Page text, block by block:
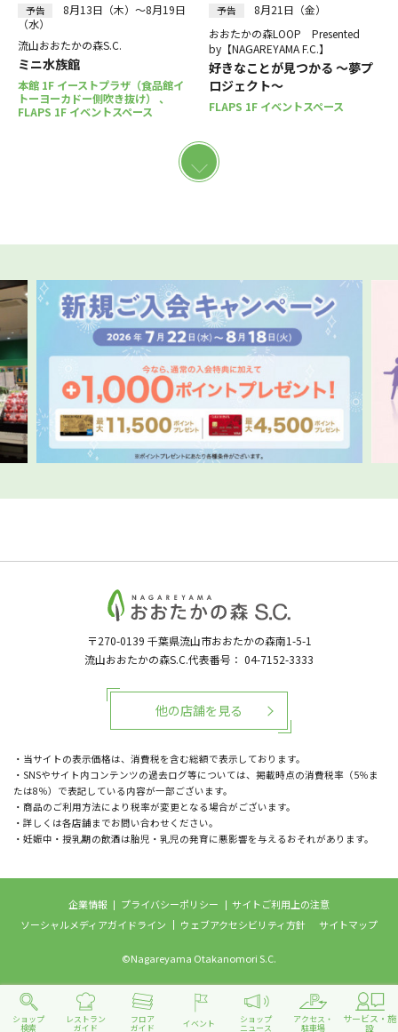
ショップ
検索
レストラン
ガイド
フロア
ガイド イベント ショップ
ニュース
アクセス・
駐車場
サービス・施
設
予告
8月13日（木）～8月19日
（水）
流山おおたかの森S.C.
ミニ水族館
本館 1F イーストプラザ（食品館イ
トーヨーカドー側吹き抜け） 、
FLAPS 1F イベントスペース
予告
8月21日（金）
おおたかの森LOOP Presented
by【NAGAREYAMA F.C.】
好きなことが見つかる ～夢プ
ロジェクト～
FLAPS 1F イベントスペース
〒270-0139 千葉県流山市おおたかの森南1-5-1
流山おおたかの森S.C.代表番号： 04-7152-3333
・当サイトの表示価格は、消費税を含む総額で表示しております。
・SNSやサイト内コンテンツの過去ログ等については、掲載時点の消費税率（5％ま
たは8％）で表記している内容が一部ございます。
・商品のご利用方法により税率が変更となる場合がございます。
・詳しくは各店舗までお問い合わせください。
・妊娠中・授乳期の飲酒は胎児・乳児の発育に悪影響を与えるおそれがあります。
他の店舗を見る
企業情報 プライバシーポリシー
サイトご利用上の注意
ソーシャルメディアガイドライン
ウェブアクセシビリティ方針 サイトマップ
©Nagareyama Otakanomori S.C.